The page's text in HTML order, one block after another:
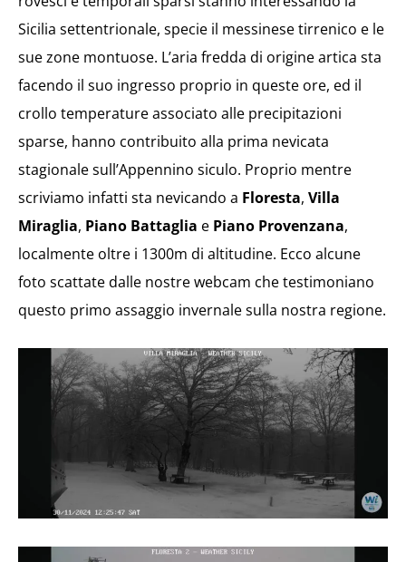
Sicilia settentrionale, specie il messinese tirrenico e le
sue zone montuose. L’aria fredda di origine artica sta
facendo il suo ingresso proprio in queste ore, ed il
crollo temperature associato alle precipitazioni
sparse, hanno contribuito alla prima nevicata
stagionale sull’Appennino siculo. Proprio mentre
scriviamo infatti sta nevicando a Floresta, Villa
Miraglia, Piano Battaglia e Piano Provenzana,
localmente oltre i 1300m di altitudine. Ecco alcune
foto scattate dalle nostre webcam che testimoniano
questo primo assaggio invernale sulla nostra regione.